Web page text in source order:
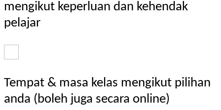
mengikut keperluan dan kehendak
pelajar
Tempat & masa kelas mengikut pilihan
anda (boleh juga secara online)